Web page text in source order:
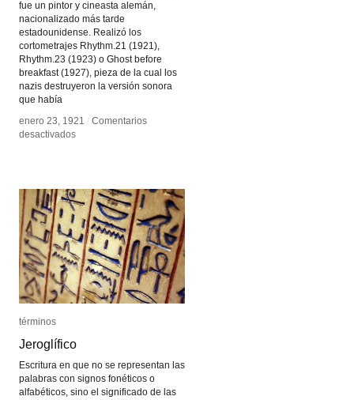
fue un pintor y cineasta alemán,
nacionalizado más tarde
estadounidense. Realizó los
cortometrajes Rhythm.21 (1921),
Rhythm.23 (1923) o Ghost before
breakfast (1927), pieza de la cual los
nazis destruyeron la versión sonora
que había
enero 23, 1921 / Comentarios
desactivadosen
enero 23, 1921 / Comentarios
desactivadosen
términos
Jeroglífico
Escritura en que no se representan las
palabras con signos fonéticos o
alfabéticos, sino el significado de las
términos
Jeroglífico